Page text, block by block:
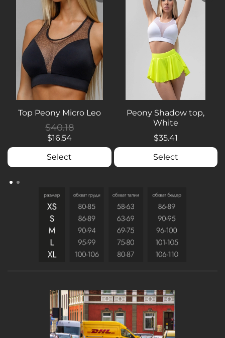
Top Peony Micro Leo
$40.18
$16.54
Select
Peony Shadow top,
White
$35.41
Select